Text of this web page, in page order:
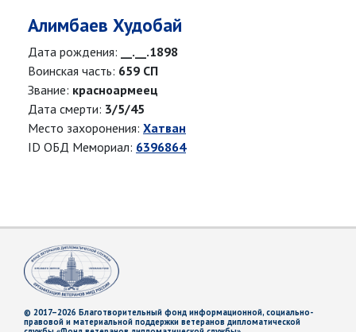
Алимбаев Худобай
Дата рождения:
__.__.1898
Воинская часть: 659 СП
Звание: красноармеец
Дата смерти: 3/5/45
Место захоронения: Хатван
ID ОБД Мемориал: 6396864
© 2017–2026 Благотворительный фонд информационной, социально-
правовой и материальной поддержки ветеранов дипломатической